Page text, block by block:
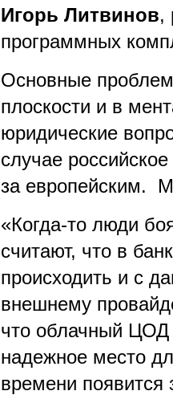
Игорь Литвинов,
программных
Основные
плоскости и в
юридические
случае
за европейским.
«Когда-то люди
считают, что в
происходить и с
внешнему
что облачный ЦОД
надежное место
времени появится